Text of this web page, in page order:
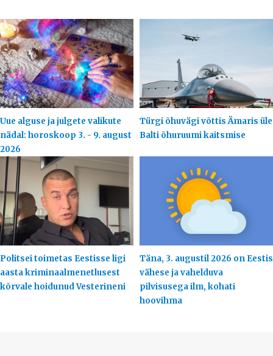
Uue alguse ja julgete valikute
nädal: horoskoop 3. - 9. august
2026
Türgi õhuvägi võttis Ämaris üle
Balti õhuruumi kaitsmise
Politsei toimetas Eestisse ligi
aasta kriminaalmenetlusest
kõrvale hoidunud Vesterineni
Täna, 3. augustil 2026 on Eestis
vähese ja vahelduva
pilvisusega ilm, kohati
hoovihma